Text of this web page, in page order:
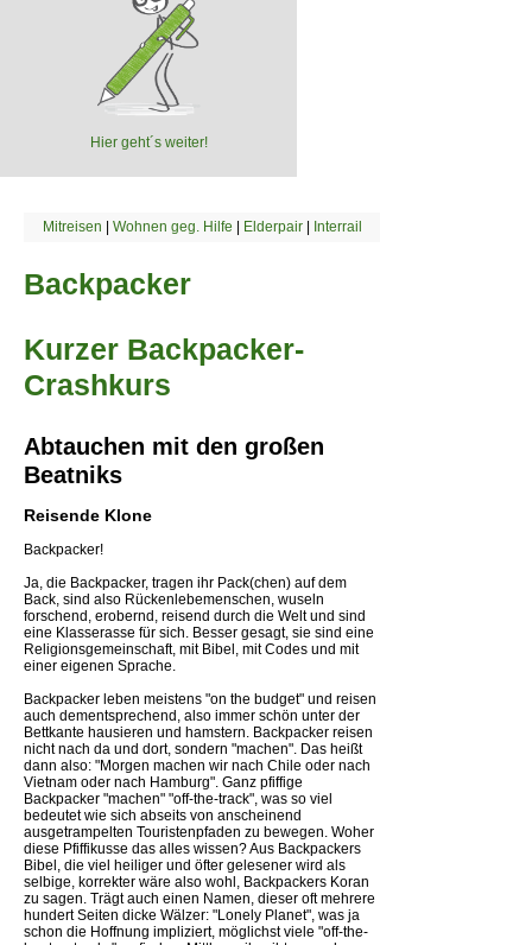
Hier geht´s weiter!
Mitreisen | Wohnen geg. Hilfe | Elderpair| Interrail
Backpacker
Kurzer Backpacker-
Crashkurs
Abtauchen mit den großen
Beatniks
Reisende Klone
Backpacker!
Ja, die Backpacker, tragen ihr Pack(chen) auf dem
Back, sind also Rückenlebemenschen, wuseln
forschend, erobernd, reisend durch die Welt und sind
eine Klasserasse für sich. Besser gesagt, sie sind eine
Religionsgemeinschaft, mit Bibel, mit Codes und mit
einer eigenen Sprache.
Backpacker leben meistens "on the budget" und reisen
auch dementsprechend, also immer schön unter der
Bettkante hausieren und hamstern. Backpacker reisen
nicht nach da und dort, sondern "machen". Das heißt
dann also: "Morgen machen wir nach Chile oder nach
Vietnam oder nach Hamburg". Ganz pfiffige
Backpacker "machen" "off-the-track", was so viel
bedeutet wie sich abseits von anscheinend
ausgetrampelten Touristenpfaden zu bewegen. Woher
diese Pfiffikusse das alles wissen? Aus Backpackers
Bibel, die viel heiliger und öfter gelesener wird als
selbige, korrekter wäre also wohl, Backpackers Koran
zu sagen. Trägt auch einen Namen, dieser oft mehrere
hundert Seiten dicke Wälzer: "Lonely Planet", was ja
schon die Hoffnung impliziert, möglichst viele "off-the-